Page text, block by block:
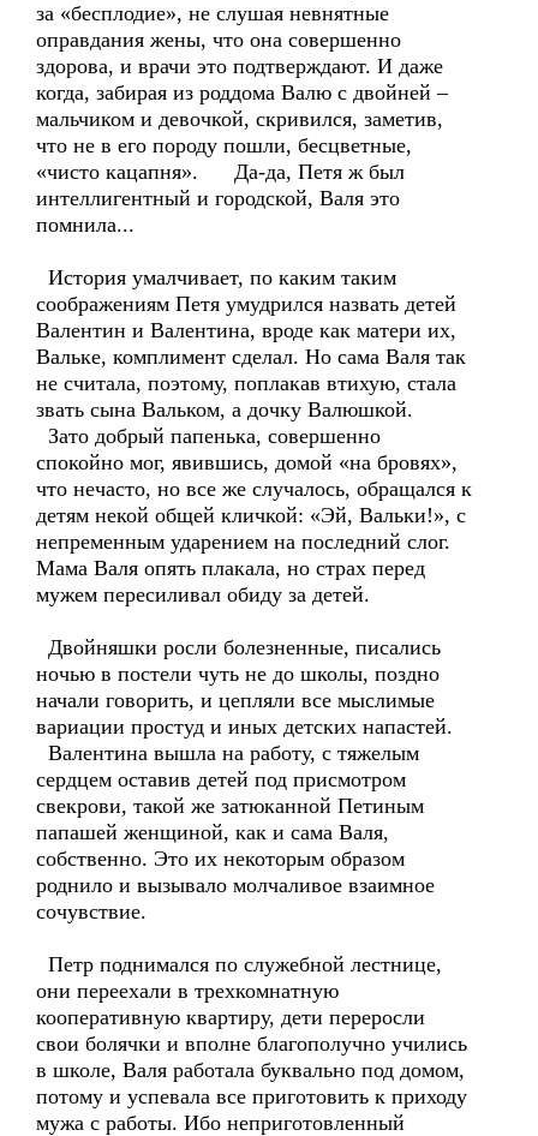
за «бесплодие», не слушая невнятные
оправдания жены, что она совершенно
здорова, и врачи это подтверждают. И даже
когда, забирая из роддома Валю с двойней –
мальчиком и девочкой, скривился, заметив,
что не в его породу пошли, бесцветные,
«чисто кацапня». Да-да, Петя ж был
интеллигентный и городской, Валя это
помнила...
История умалчивает, по каким таким
соображениям Петя умудрился назвать детей
Валентин и Валентина, вроде как матери их,
Вальке, комплимент сделал. Но сама Валя так
не считала, поэтому, поплакав втихую, стала
звать сына Вальком, а дочку Валюшкой.
Зато добрый папенька, совершенно
спокойно мог, явившись, домой «на бровях»,
что нечасто, но все же случалось, обращался к
детям некой общей кличкой: «Эй, Вальки!», с
непременным ударением на последний слог.
Мама Валя опять плакала, но страх перед
мужем пересиливал обиду за детей.
Двойняшки росли болезненные, писались
ночью в постели чуть не до школы, поздно
начали говорить, и цепляли все мыслимые
вариации простуд и иных детских напастей.
Валентина вышла на работу, с тяжелым
сердцем оставив детей под присмотром
свекрови, такой же затюканной Петиным
папашей женщиной, как и сама Валя,
собственно. Это их некоторым образом
роднило и вызывало молчаливое взаимное
сочувствие.
Петр поднимался по служебной лестнице,
они переехали в трехкомнатную
кооперативную квартиру, дети переросли
свои болячки и вполне благополучно учились
в школе, Валя работала буквально под домом,
потому и успевала все приготовить к приходу
мужа с работы. Ибо неприготовленный